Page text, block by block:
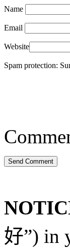
Name
Email
Website
Spam protection:
好”) in